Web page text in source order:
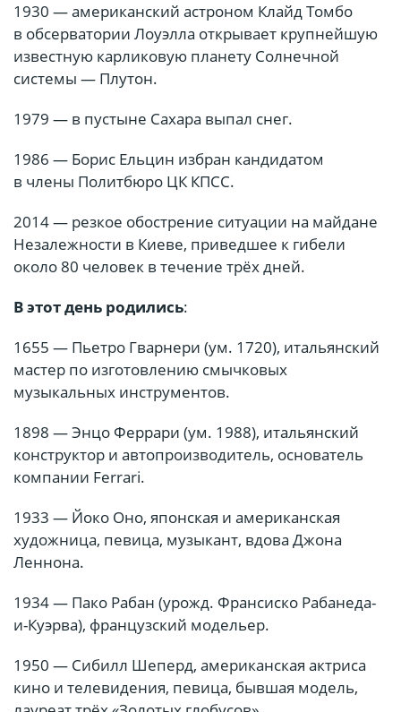
1930 — американский астроном Клайд Томбо
в обсерватории Лоуэлла открывает крупнейшую
известную карликовую планету Солнечной
системы — Плутон.
1979 — в пустыне Сахара выпал снег.
1986 — Борис Ельцин избран кандидатом
в члены Политбюро ЦК КПСС.
2014 — резкое обострение ситуации на майдане
Незалежности в Киеве, приведшее к гибели
около 80 человек в течение трёх дней.
В этот день родились:
1655 — Пьетро Гварнери (ум. 1720), итальянский
мастер по изготовлению смычковых
музыкальных инструментов.
1898 — Энцо Феррари (ум. 1988), итальянский
конструктор и автопроизводитель, основатель
компании Ferrari.
1933 — Йоко Оно, японская и американская
художница, певица, музыкант, вдова Джона
Леннона.
1934 — Пако Рабан (урожд. Франсиско Рабанеда-
и-Куэрва), французский модельер.
1950 — Сибилл Шеперд, американская актриса
кино и телевидения, певица, бывшая модель,